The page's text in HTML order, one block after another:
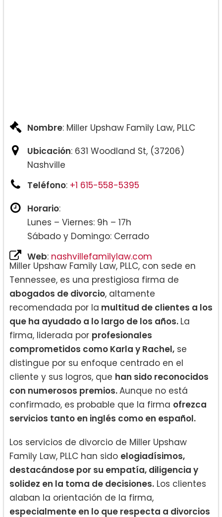
Nombre: Miller Upshaw Family Law, PLLC
Ubicación: 631 Woodland St, (37206)
Nashville
Teléfono: +1 615-558-5395
Horario:
Lunes – Viernes: 9h – 17h
Sábado y Domingo: Cerrado
Web: nashvillefamilylaw.com
Miller Upshaw Family Law, PLLC, con sede en
Tennessee, es una prestigiosa firma de
abogados de divorcio, altamente
recomendada por la multitud de clientes a los
que ha ayudado a lo largo de los años. La
firma, liderada por profesionales
comprometidos como Karla y Rachel, se
distingue por su enfoque centrado en el
cliente y sus logros, que han sido reconocidos
con numerosos premios.Aunque no está
confirmado, es probable que la firma ofrezca
servicios tanto en inglés como en español.
Los servicios de divorcio de Miller Upshaw
Family Law, PLLC han sido elogiadísimos,
destacándose por su empatía, diligencia y
solidez en la toma de decisiones. Los clientes
alaban la orientación de la firma,
especialmente en lo que respecta a divorcios